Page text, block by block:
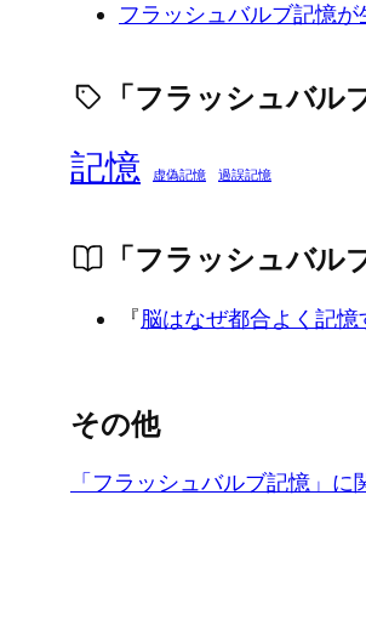
フラッシュバルブ記憶
「フラッシュバ
記憶 虚偽記憶 過誤記憶
「フラッシュバル
『脳はなぜ都合よく記
その他
「フラッシュバルブ記憶」